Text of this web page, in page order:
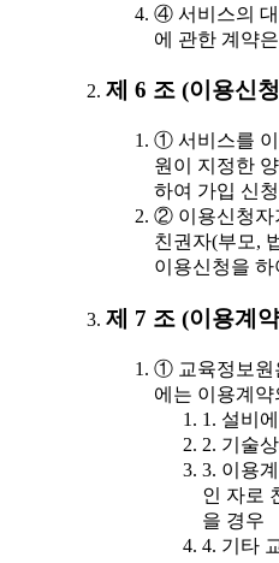
④ 서비스의 대
에 관한 계약
제 6 조 (이용신
① 서비스를 이
원이 지정한
하여 가입 신
② 이용신청자
친권자(부모,
이용신청을
제 7 조 (이용계
① 교육정보원
에는 이용계
1. 설비
2. 기술
3. 이용
인 자로
을 경우
4. 기타